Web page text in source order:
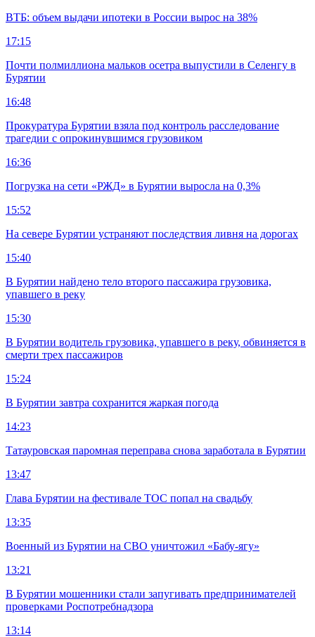
ВТБ: объем выдачи ипотеки в России вырос на 38%
17:15
Почти полмиллиона мальков осетра выпустили в Селенгу в
Бурятии
16:48
Прокуратура Бурятии взяла под контроль расследование
трагедии с опрокинувшимся грузовиком
16:36
Погрузка на сети «РЖД» в Бурятии выросла на 0,3%
15:52
На севере Бурятии устраняют последствия ливня на дорогах
15:40
В Бурятии найдено тело второго пассажира грузовика,
упавшего в реку
15:30
В Бурятии водитель грузовика, упавшего в реку, обвиняется в
смерти трех пассажиров
15:24
В Бурятии завтра сохранится жаркая погода
14:23
Татауровская паромная переправа снова заработала в Бурятии
13:47
Глава Бурятии на фестивале ТОС попал на свадьбу
13:35
Военный из Бурятии на СВО уничтожил «Бабу-ягу»
13:21
В Бурятии мошенники стали запугивать предпринимателей
проверками Роспотребнадзора
13:14